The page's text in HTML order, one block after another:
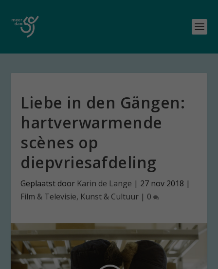
Liebe in den Gängen:
hartverwarmende
scènes op
diepvriesafdeling
Geplaatst door Karin de Lange | 27 nov 2018 |
Film & Televisie, Kunst & Cultuur | 0